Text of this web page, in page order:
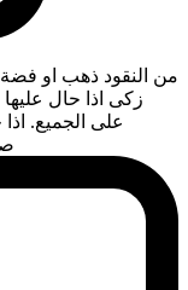
من النقود ذهب او فضة
زكى اذا حال عليها
على الجميع.